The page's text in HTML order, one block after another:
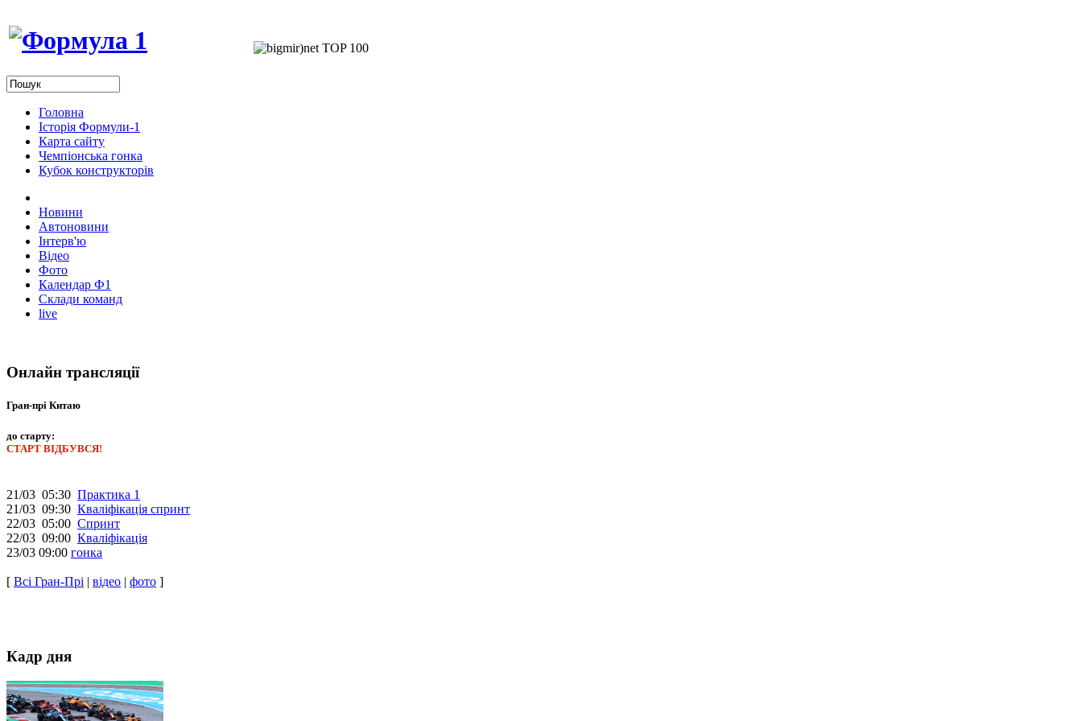
Головна
Історія Формули-1
Карта сайту
Чемпіонська гонка
Кубок конструкторів
Новини
Автоновини
Інтерв'ю
Відео
Фото
Календар Ф1
Склади команд
live
Онлайн трансляції
Гран-прі Китаю
до старту:
СТАРТ ВІДБУВСЯ!
21/03 05:30 Практика 1
21/03 09:30 Кваліфікація спринт
22/03 05:00 Спринт
22/03 09:00 Кваліфікація
23/03 09:00 гонка
[ Всі Гран-Прі | відео | фото ]
Кадр дня